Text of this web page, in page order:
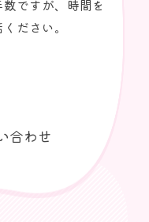
ですが、時間を
ださい。
合わせ